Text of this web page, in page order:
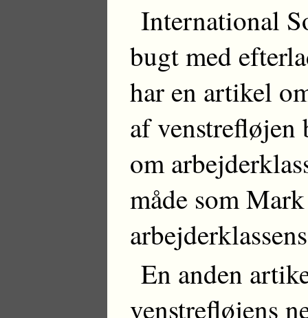
International
bugt med
har en artikel
af venstrefløjen
om
måde som
En anden
venstrefløjens